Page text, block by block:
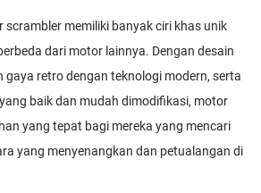
scrambler memiliki banyak ciri khas unik
dari motor lainnya. Dengan desain
gaya retro dengan teknologi modern, serta
baik dan mudah dimodifikasi, motor
yang tepat bagi mereka yang mencari
yang menyenangkan dan petualangan di